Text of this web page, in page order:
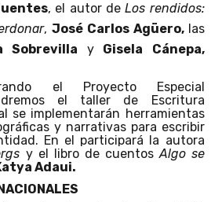
, el autor deLos rendidos:
, José Carlos Agüero, las
Sobrevilla yGisela Cánepa,
el Proyecto Especial
el taller de Escritura
se implementarán herramientas
y narrativas para escribir
En el participará la autora
y el libro de cuentosAlgo se
Adaui.